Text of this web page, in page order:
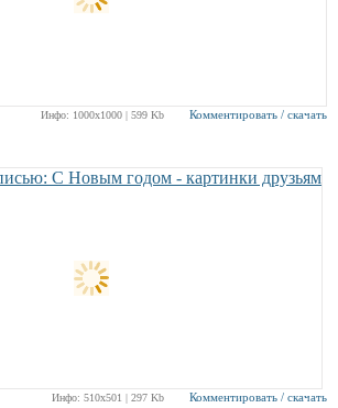
Инфо: 1000х1000 | 599 Kb Комментировать / скачать
Инфо: 510х501 | 297 Kb Комментировать / скачать